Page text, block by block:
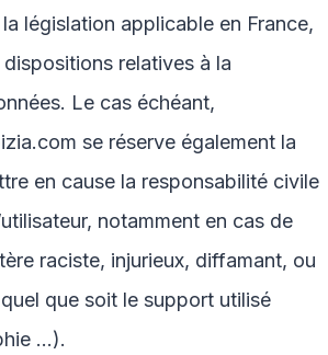
législation applicable en France,
relatives à la
Le cas échéant,
se réserve également la
en cause la responsabilité civile
notamment en cas de
raciste, injurieux, diffamant, ou
que soit le support utilisé
…).